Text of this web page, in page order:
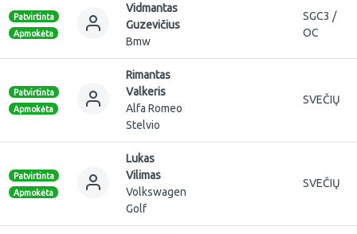
Patvirtinta
Apmokėta
Vidmantas
Guzevičius
Bmw
SGC3 /
OC
Patvirtinta
Apmokėta
Rimantas
Valkeris
Alfa Romeo
Stelvio
SVEČIŲ
Patvirtinta
Apmokėta
Lukas
Vilimas
Volkswagen
Golf
SVEČIŲ